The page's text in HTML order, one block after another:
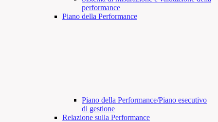
performance
Piano della Performance
Piano della Performance/Piano esecutivo
di gestione
Relazione sulla Performance